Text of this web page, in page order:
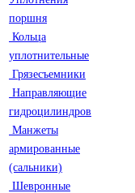
поршня
Кольца
уплотнительные
Грязесъемники
Направляющие
гидроцилиндров
Манжеты
армированные
(сальники)
Шевронные